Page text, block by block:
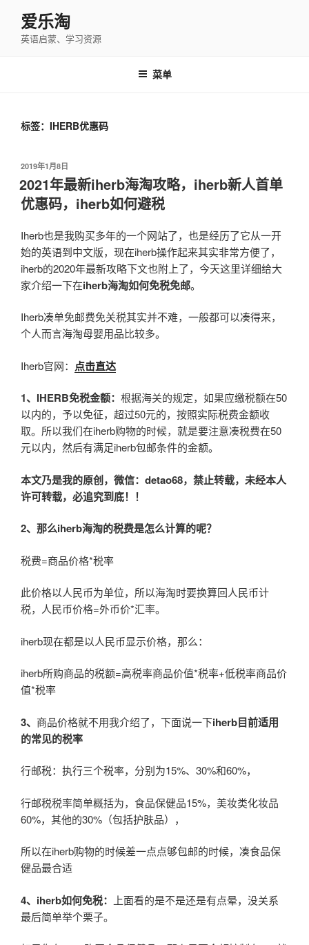
爱乐淘
英语启蒙、学习资源
菜单
标签：IHERB优惠码
发
布
于
2019年1月8日
2021年最新iherb海淘攻略，iherb新人首单
优惠码，iherb如何避税
Iherb也是我购买多年的一个网站了，也是经历了它从一开
始的英语到中文版，现在iherb操作起来其实非常方便了，
iherb的2020年最新攻略下文也附上了，今天这里详细给大
家介绍一下在iherb海淘如何免税免邮。
Iherb凑单免邮费免关税其实并不难，一般都可以凑得来，
个人而言海淘母婴用品比较多。
Iherb官网： 点击直达
1、 IHERB免税金额： 根据海关的规定，如果应缴税额在50
以内的，予以免征，超过50元的，按照实际税费金额收
取。所以我们在iherb购物的时候，就是要注意凑税费在50
元以内，然后有满足iherb包邮条件的金额。
本文乃是我的原创，微信： detao68，禁止转载，未经本人
许可转载，必追究到底！！
2、那么iherb海淘的税费是怎么计算的呢？
税费=商品价格*税率
此价格以人民币为单位，所以海淘时要换算回人民币计
税，人民币价格=外币价*汇率。
iherb现在都是以人民币显示价格，那么：
iherb所购商品的税额=高税率商品价值*税率+低税率商品价
值*税率
3、 商品价格就不用我介绍了，下面说一下iherb目前适用
的常见的税率
行邮税：执行三个税率，分别为15%、30%和60%，
行邮税税率简单概括为，食品保健品15%，美妆类化妆品
60%，其他的30%（包括护肤品），
所以在iherb购物的时候差一点点够包邮的时候，凑食品保
健品最合适
4、iherb如何免税：
上面看的是不是还是有点晕，没关系
最后简单举个栗子。